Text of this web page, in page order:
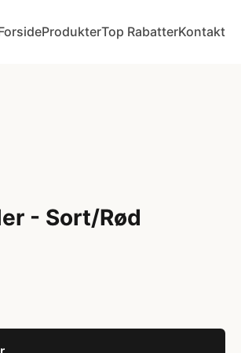
ProdukterTop RabatterKontakt
- Sort/Rød